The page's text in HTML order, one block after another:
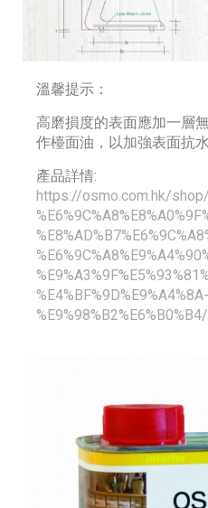
溫馨提示：
高磨損度的表面應加一層
作檯面油，以加強表面抗
產品詳情:
https://osmo.com.hk/
%E4%BF%9D%E9%A4%8A-
%E9%98%B2%E6%B0%B4/